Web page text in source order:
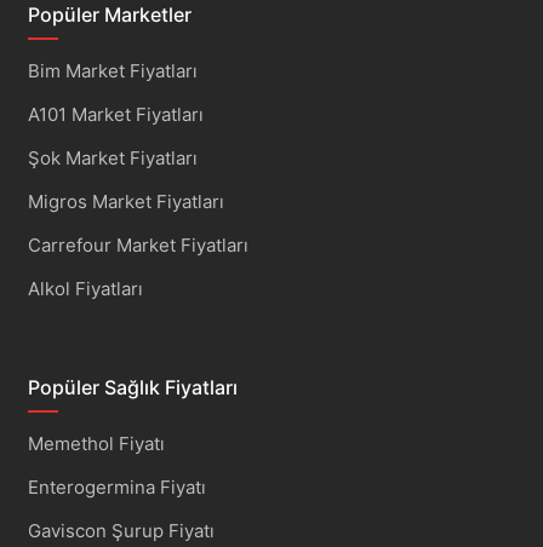
Popüler Marketler
Bim Market Fiyatları
A101 Market Fiyatları
Şok Market Fiyatları
Migros Market Fiyatları
Carrefour Market Fiyatları
Alkol Fiyatları
Popüler Sağlık Fiyatları
Memethol Fiyatı
Enterogermina Fiyatı
Gaviscon Şurup Fiyatı